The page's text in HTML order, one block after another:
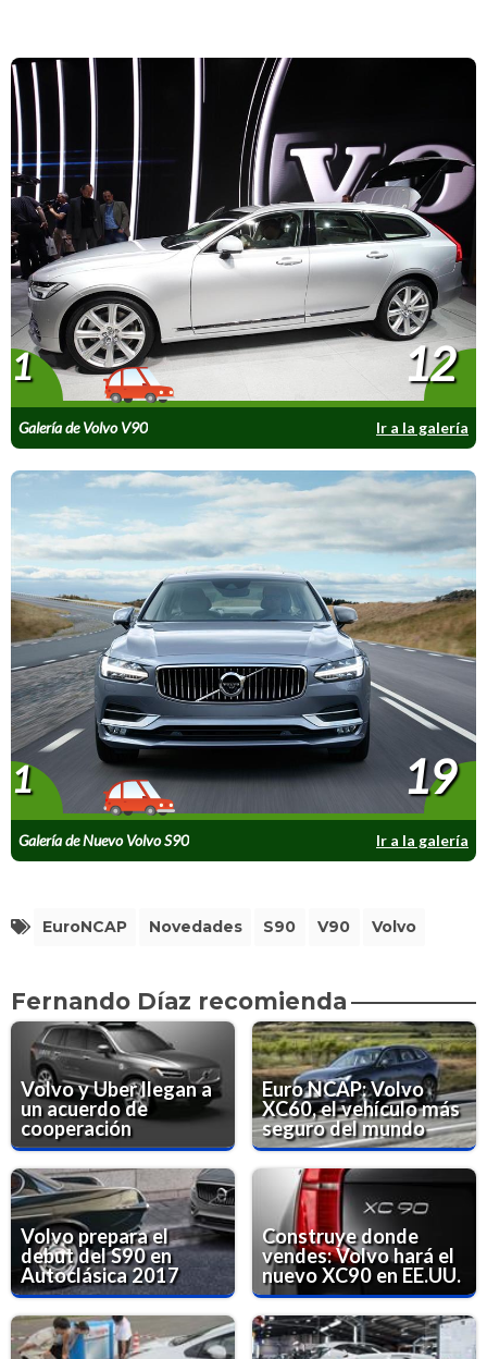
Galería de Volvo V90 Ir a la galería
1 12
Galería de Nuevo Volvo S90 Ir a la galería
1 19
EuroNCAP Novedades S90 V90 Volvo
Fernando Díaz recomienda
Volvo y Uber llegan a
un acuerdo de
cooperación
Euro NCAP: Volvo
XC60, el vehículo más
seguro del mundo
Volvo prepara el
debut del S90 en
Autoclásica 2017
Construye donde
vendes: Volvo hará el
nuevo XC90 en EE.UU.